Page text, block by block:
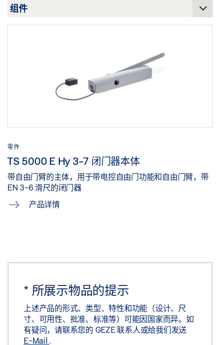
零件
TS 5000 E Hy 3-7 闭门器本体
带自由门臂的主体，用于带电控自由门功能和自由门臂，带
EN 3-6 滑尺的闭门器
产品详情
* 所展示物品的提示
上述产品的形式、类型、特性和功能（设计、尺
寸、可用性、批准、标准等）可能因国家而异。如
有疑问，请联系您的 GEZE 联系人或给我们发送
E-Mail .